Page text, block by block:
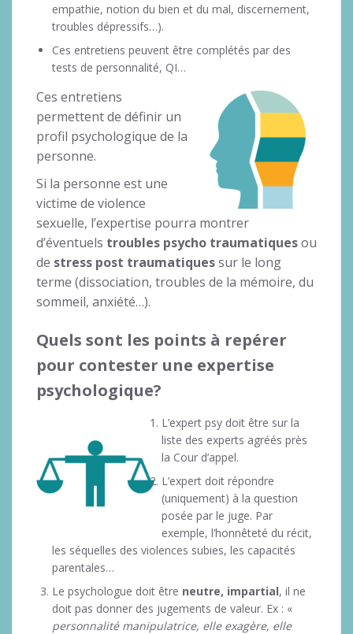
empathie, notion du bien et du mal, discernement,
troubles dépressifs…).
Ces entretiens peuvent être complétés par des
tests de personnalité, QI…
Ces entretiens
permettent de définir un
profil psychologique de la
personne.
Si la personne est une
victime de violence
sexuelle, l’expertise pourra montrer
d’éventuels troubles psycho traumatiquesou
de stress post traumatiquessur le long
terme (dissociation, troubles de la mémoire, du
sommeil, anxiété…).
Quels sont les points à repérer
pour contester une expertise
psychologique?
L’expert psy doit être sur la
liste des experts agréés près
la Cour d’appel.
L’expert doit répondre
(uniquement) à la question
posée par le juge. Par
exemple, l’honnêteté du récit,
les séquelles des violences subies, les capacités
parentales…
Le psychologue doit être neutre, impartial, il ne
doit pas donner des jugements de valeur. Ex : «
personnalité manipulatrice, elle exagère, elle